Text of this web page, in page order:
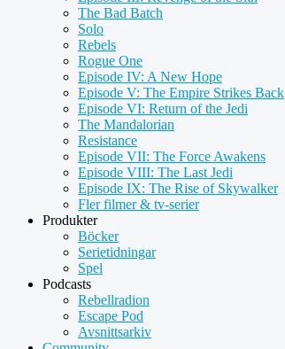
The Bad Batch
Solo
Rebels
Rogue One
Episode IV: A New Hope
Episode V: The Empire Strikes Back
Episode VI: Return of the Jedi
The Mandalorian
Resistance
Episode VII: The Force Awakens
Episode VIII: The Last Jedi
Episode IX: The Rise of Skywalker
Fler filmer & tv-serier
Produkter
Böcker
Serietidningar
Spel
Podcasts
Rebellradion
Escape Pod
Avsnittsarkiv